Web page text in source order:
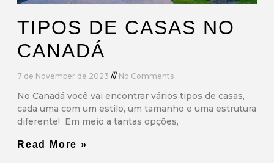
TIPOS DE CASAS NO
CANADÁ
7 de November de 2023 No Comments
No Canadá você vai encontrar vários tipos de casas,
cada uma com um estilo, um tamanho e uma estrutura
diferente! Em meio a tantas opções,
Read More »